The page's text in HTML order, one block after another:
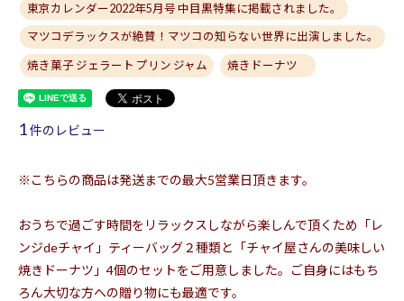
東京カレンダー2022年5月号 中目黒特集に掲載されました。
マツコデラックスが絶賛！マツコの知らない世界に出演しました。
焼き菓子 ジェラート プリン ジャム 焼きドーナツ
1件のレビュー
※こちらの商品は発送までの最大5営業日頂きます。
おうちで過ごす時間をリラックスしながら楽しんで頂くため「レ
ンジdeチャイ」ティーバッグ２種類と「チャイ屋さんの美味しい
焼きドーナツ」4個のセットをご用意しました。ご自身にはもち
ろん大切な方への贈り物にも最適です。